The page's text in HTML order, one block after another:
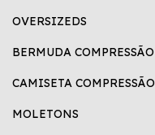
OVERSIZEDS
BERMUDA COMPRESSÃO
CAMISETA COMPRESSÃO
MOLETONS